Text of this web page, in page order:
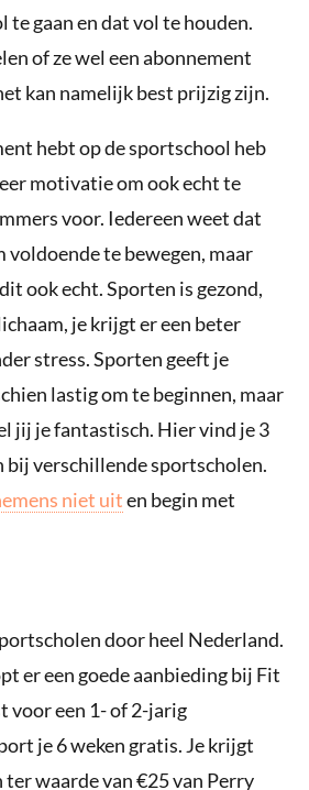
te gaan en dat vol te houden.
of ze wel een abonnement
kan namelijk best prijzig zijn.
hebt op de sportschool heb
motivatie om ook echt te
voor. Iedereen weet dat
voldoende te bewegen, maar
ook echt. Sporten is gezond,
je krijgt er een beter
stress. Sporten geeft je
lastig om te beginnen, maar
jij je fantastisch. Hier vind je 3
bij verschillende sportscholen.
niet uiten begin met
door heel Nederland.
er een goede aanbieding bij Fit
voor een 1- of 2-jarig
je 6 weken gratis. Je krijgt
ter waarde van €25 van Perry